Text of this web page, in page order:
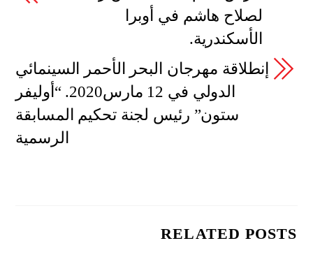
لصلاح هاشم في أوبرا
الأسكندرية.
إنطلاقة مهرجان البحر الأحمر السينمائي
الدولي في 12 مارس2020. “أوليفر
ستون” رئيس لجنة تحكيم المسابقة
الرسمية
RELATED POSTS